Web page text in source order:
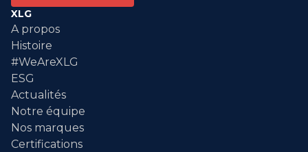
XLG
A propos
Histoire
#WeAreXLG
ESG
Actualités
Notre équipe
Nos marques
Certifications